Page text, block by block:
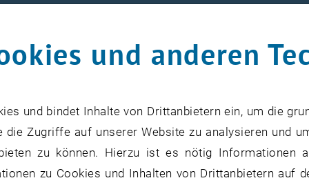
und anderen
und bindet Inhalte von Drittanbietern ein, um die
Zugriffe auf unserer Website zu analysieren und
zu können. Hierzu ist es nötig Informationen
zu Cookies und Inhalten von Drittanbietern auf